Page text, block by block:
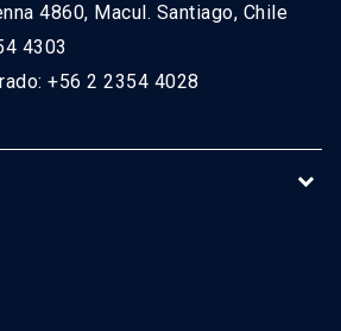
4860, Macul. Santiago, Chile
4303
+56 2 2354 4028